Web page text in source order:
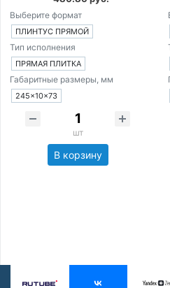
Выберите формат
ПЛИНТУС ПРЯМОЙ
Тип исполнения
ПРЯМАЯ ПЛИТКА
Габаритные размеры, мм
245×10×73
шт
В корзину